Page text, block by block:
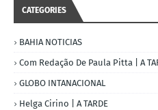
CATEGORIES
BAHIA NOTICIAS
Com Redação De Paula Pitta | A
GLOBO INTANACIONAL
Helga Cirino | A TARDE